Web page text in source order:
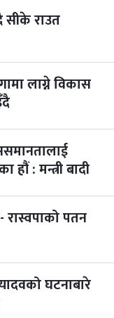
राउत
लाग्ने विकास
हौं : मन्त्री बादी
पतन
घटनाबारे